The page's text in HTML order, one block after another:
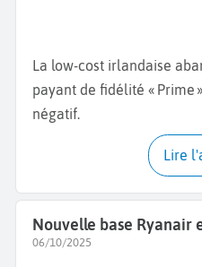
La low-cost irlandaise
payant de fidélité « Prime
négatif.
Lire
Nouvelle base Ryanair
06/10/2025